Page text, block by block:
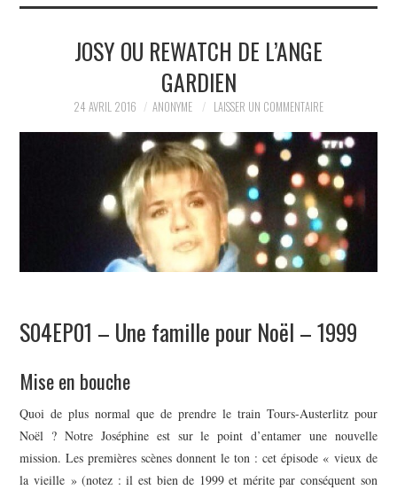
LA RÉDACTION
JOSY OU REWATCH DE L’ANGE
GARDIEN
24 AVRIL 2016 ANONYME LAISSER UN COMMENTAIRE
S04EP01 – Une famille pour Noël – 1999
Mise en bouche
Quoi de plus normal que de prendre le train Tours-Austerlitz pour
Noël ? Notre Joséphine est sur le point d’entamer une nouvelle
mission. Les premières scènes donnent le ton : cet épisode « vieux de
la vieille » (notez : il est bien de 1999 et mérite par conséquent son